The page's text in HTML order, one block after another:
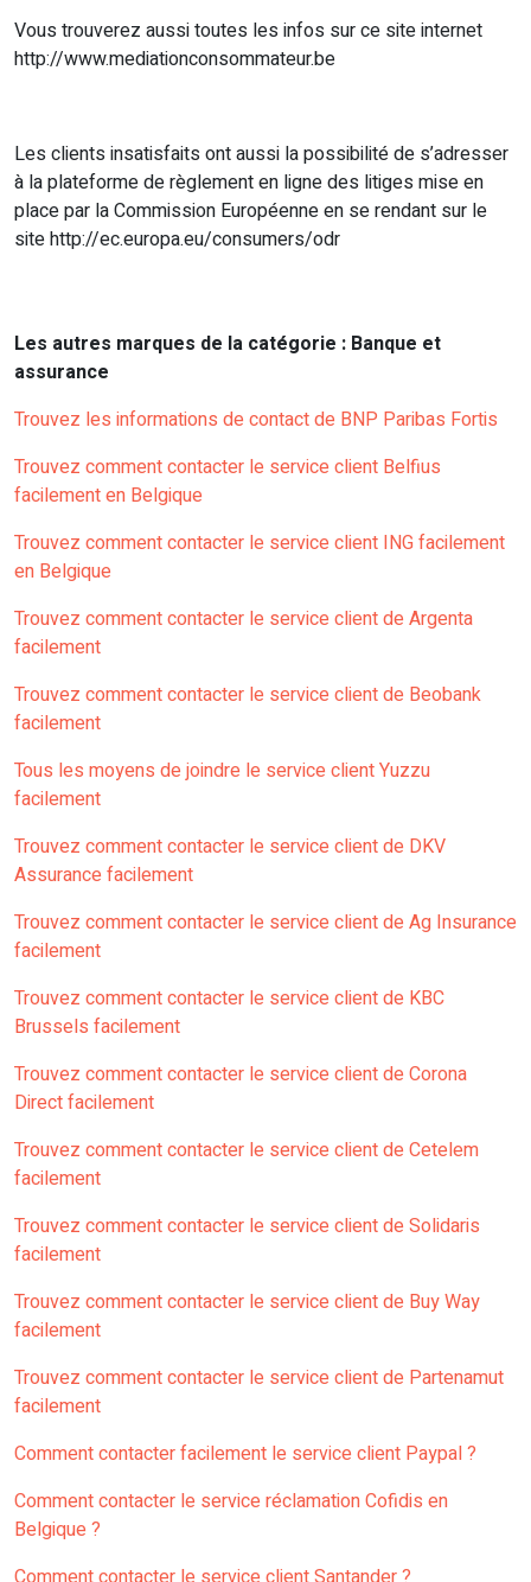
Vous trouverez aussi toutes les infos sur ce site internet
http://www.mediationconsommateur.be
Les clients insatisfaits ont aussi la possibilité de s’adresser
à la plateforme de règlement en ligne des litiges mise en
place par la Commission Européenne en se rendant sur le
site http://ec.europa.eu/consumers/odr
Les autres marques de la catégorie : Banque et
assurance
Trouvez les informations de contact de BNP Paribas Fortis
Trouvez comment contacter le service client Belfius
facilement en Belgique
Trouvez comment contacter le service client ING facilement
en Belgique
Trouvez comment contacter le service client de Argenta
facilement
Trouvez comment contacter le service client de Beobank
facilement
Tous les moyens de joindre le service client Yuzzu
facilement
Trouvez comment contacter le service client de DKV
Assurance facilement
Trouvez comment contacter le service client de Ag Insurance
facilement
Trouvez comment contacter le service client de KBC
Brussels facilement
Trouvez comment contacter le service client de Corona
Direct facilement
Trouvez comment contacter le service client de Cetelem
facilement
Trouvez comment contacter le service client de Solidaris
facilement
Trouvez comment contacter le service client de Buy Way
facilement
Trouvez comment contacter le service client de Partenamut
facilement
Comment contacter facilement le service client Paypal ?
Comment contacter le service réclamation Cofidis en
Belgique ?